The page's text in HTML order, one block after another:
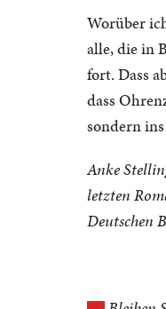
Worüber
alle, die in
fort. Dass
dass
sondern
Anke
letzten
Deutschen